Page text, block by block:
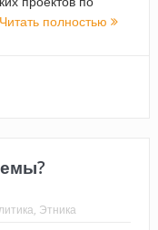
Читать полностью
, Этника